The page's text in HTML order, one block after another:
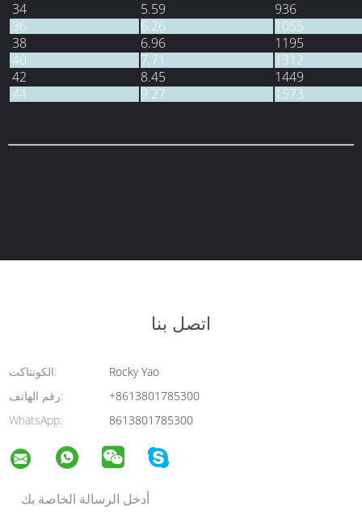
34
5.59
936
36
6.26
1055
38
6.96
1195
40
7.71
1312
42
8.45
1449
44
9.27 1573
اتصل بنا
الكونتاكت:
Rocky Yao
رقم الهاتف:
+8613801785300
WhatsApp:
8613801785300
أدخل الرسالة الخاصة بك